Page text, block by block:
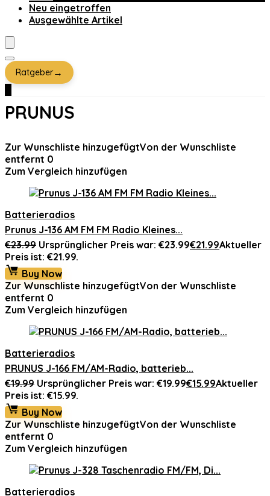
Neu eingetroffen
Ausgewählte Artikel
Ratgeber→
PRUNUS
Zur Wunschliste hinzugefügtVon der Wunschliste
entfernt 0
Zum Vergleich hinzufügen
Batterieradios
Prunus J-136 AM FM FM Radio Kleines...
€23.99 Ursprünglicher Preis war: €23.99€21.99Aktueller
Preis ist: €21.99.
Buy Now
Zur Wunschliste hinzugefügtVon der Wunschliste
entfernt 0
Zum Vergleich hinzufügen
Batterieradios
PRUNUS J-166 FM/AM-Radio, batterieb...
€19.99 Ursprünglicher Preis war: €19.99€15.99Aktueller
Preis ist: €15.99.
Buy Now
Zur Wunschliste hinzugefügtVon der Wunschliste
entfernt 0
Zum Vergleich hinzufügen
Batterieradios